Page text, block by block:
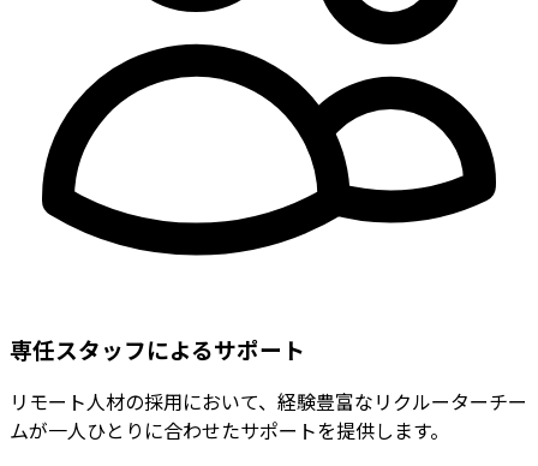
専任スタッフによるサポート
リモート人材の採用において、経験豊富なリクルーターチー
ムが一人ひとりに合わせたサポートを提供します。